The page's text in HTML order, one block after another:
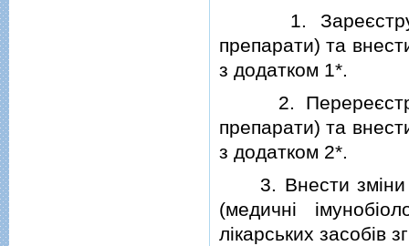
1.
препарати) та
з додатком 1*.
2.
препарати) та
з додатком 2*.
3. Внести змiни
(медичнi
лiкарських засобiв